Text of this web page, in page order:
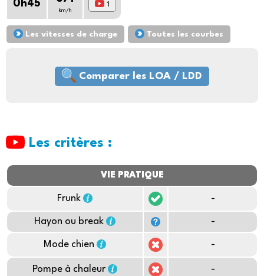
0h45
km/h
1
Les vitesses de charge Toutes les courbes
Comparer les LOA / LDD
Les critères :
VIE PRATIQUE
Frunk -
Hayon ou break -
Mode chien -
Pompe à chaleur -